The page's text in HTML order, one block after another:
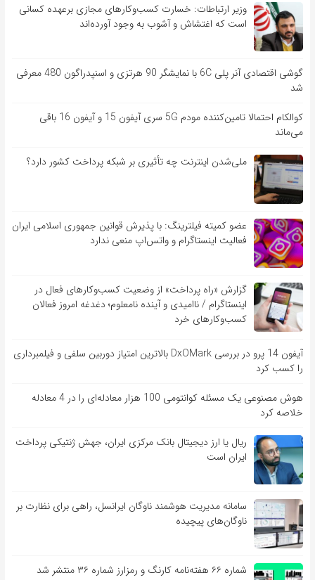
وزیر ارتباطات: خسارت کسب‌وکارهای مجازی برعهده کسانی
است که اغتشاش و آشوب به وجود آورده‌اند
گوشی اقتصادی آنر پلی 6C با نمایشگر 90 هرتزی و اسنپدراگون 480 معرفی
شد
کوالکام احتمالا تامین‌کننده مودم 5G سری آیفون 15 و آیفون 16 باقی
می‌ماند
ملی‌شدن اینترنت چه تأثیری بر شبکه پرداخت کشور دارد؟
عضو کمیته فیلترینگ: با پذیرش قوانین جمهوری اسلامی ایران
فعالیت اینستاگرام و واتس‌اپ منعی ندارد
گزارش «راه پرداخت» از وضعیت کسب‌وکارهای فعال در
اینستاگرام / ناامیدی و آینده نامعلوم؛ دغدغه امروز فعالان
کسب‌وکارهای خرد
آیفون 14 پرو در بررسی DxOMark بالاترین امتیاز دوربین سلفی و فیلمبرداری
را کسب کرد
هوش مصنوعی یک مسئله کوانتومی 100 هزار معادله‌‎ای را در 4 معادله
خلاصه کرد
ریال یا ارز دیجیتال بانک مرکزی ایران، جهش ژنتیکی پرداخت
ایران است
سامانه مدیریت هوشمند ناوگان ایرانسل، راهی برای نظارت بر
ناوگان‌های پیچیده
شماره ۶۶ هفته‌نامه کارنگ و رمزارز شماره ۳۶ منتشر شد